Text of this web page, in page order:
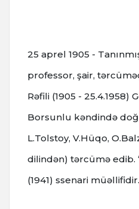
25 aprel 1905 -
professor, şair,
Rəfili (1905 - 25.4.1958)
Borsunlu kəndində
L.Tolstoy, V.Hüqo,
dilindən) tərcümə edib.
(1941) ssenari müəllifidir.